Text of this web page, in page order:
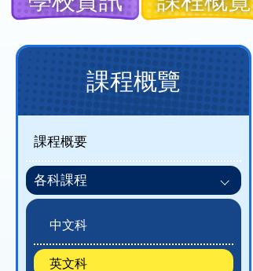
Main
navigation
(課
程
概
覽)
課程概覽
課程概要
各科課程
中文科
英文科